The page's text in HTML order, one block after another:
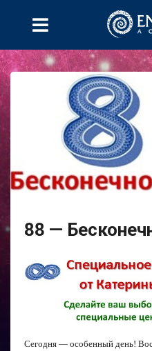
88 —
Сегодня — особенный день!